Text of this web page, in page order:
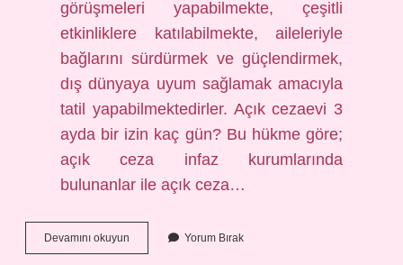
görüşmeleri yapabilmekte, çeşitli
etkinliklere katılabilmekte, aileleriyle
bağlarını sürdürmek ve güçlendirmek,
dış dünyaya uyum sağlamak amacıyla
tatil yapabilmektedirler. Açık cezaevi 3
ayda bir izin kaç gün? Bu hükme göre;
açık ceza infaz kurumlarında
bulunanlar ile açık ceza…
Devamını okuyun
Cezaevinde
Yorum Bırak